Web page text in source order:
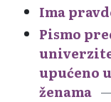
Ima
Pismo
upućeno
ženama